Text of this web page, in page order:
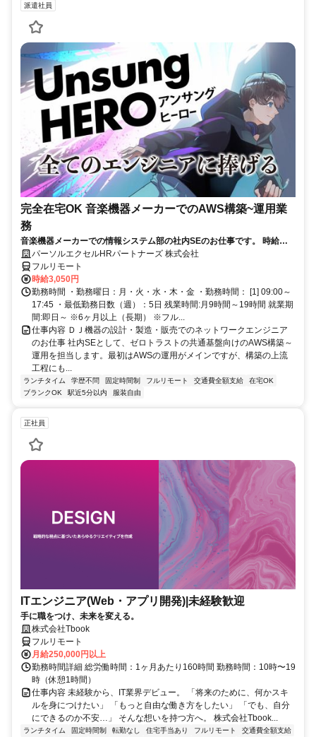
派遣社員
完全在宅OK 音楽機器メーカーでのAWS構築~運用業
務
音楽機器メーカーでの情報システム部の社内SEのお仕事です。 時給
3050円！基本はフル在宅が可能です！ （状況によって出社有り） AWS
構築の上流工程にも携われます！ご本人負担が約4割でとってもお得な
パナソニック健保に加入頂けます！
パーソルエクセルHRパートナーズ 株式会社
フルリモート
時給3,050円
勤務時間 ・勤務曜日：月・火・水・木・金 ・勤務時間： [1] 09:00～
17:45 ・最低勤務日数（週）：5日 残業時間:月9時間～19時間 就業期
間:即日～ ※6ヶ月以上（長期） ※フル...
仕事内容 ＤＪ機器の設計・製造・販売でのネットワークエンジニア
のお仕事 社内SEとして、ゼロトラストの共通基盤向けのAWS構築～
運用を担当します。最初はAWSの運用がメインですが、構築の上流
工程にも...
ランチタイム 学歴不問 固定時間制 フルリモート 交通費全額支給
在宅OK
ブランクOK
駅近5分以内 服装自由
正社員
ITエンジニア(Web・アプリ開発)|未経験歓迎
手に職をつけ、未来を変える。
株式会社Tbook
フルリモート
月給250,000円以上
勤務時間詳細 総労働時間：1ヶ月あたり160時間 勤務時間：10時〜19
時（休憩1時間）
仕事内容 未経験から、IT業界デビュー。 「将来のために、何かスキ
ルを身につけたい」 「もっと自由な働き方をしたい」 「でも、自分
にできるのか不安…」 そんな想いを持つ方へ。 株式会社Tbook...
ランチタイム 固定時間制 転勤なし 住宅手当あり フルリモート
交通費全額支給